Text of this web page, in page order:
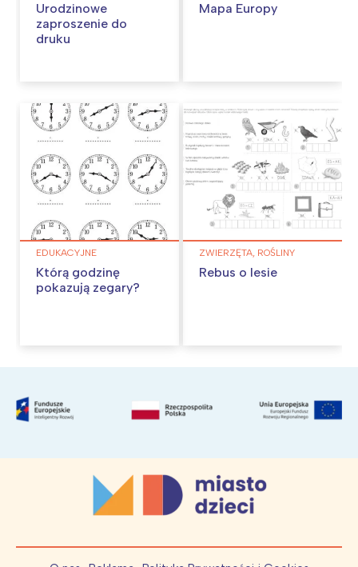
Urodzinowe
zaproszenie do
druku
Mapa Europy
EDUKACYJNE
Którą godzinę
pokazują zegary?
ZWIERZĘTA, ROŚLINY
Rebus o lesie